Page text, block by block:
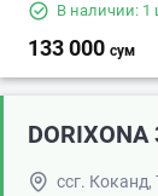
В наличии: 1
133 000 сум
DORIXONA
ссг.